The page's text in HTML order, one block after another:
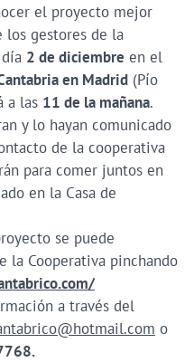
el proyecto mejor
los gestores de la
2 de diciembre en el
en Madrid(Pío
a las 11 de la mañana.
y lo hayan comunicado
de la cooperativa
para comer juntos en
en la Casa de
se puede
la Cooperativa pinchando
a través del
o